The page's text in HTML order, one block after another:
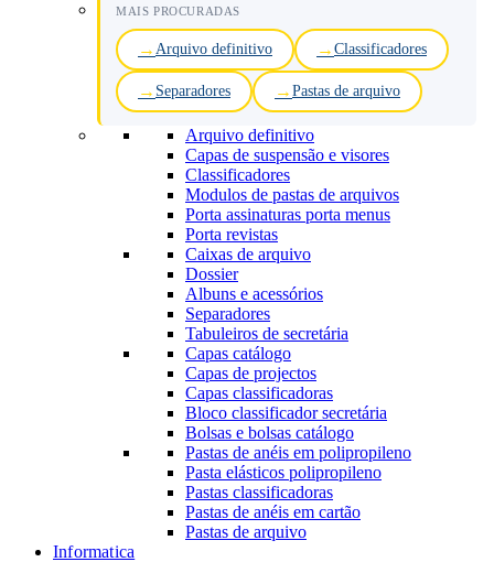
MAIS PROCURADAS
Arquivo definitivo Classificadores
Separadores Pastas de arquivo
Arquivo definitivo
Capas de suspensão e visores
Classificadores
Modulos de pastas de arquivos
Porta assinaturas porta menus
Porta revistas
Caixas de arquivo
Dossier
Albuns e acessórios
Separadores
Tabuleiros de secretária
Capas catálogo
Capas de projectos
Capas classificadoras
Bloco classificador secretária
Bolsas e bolsas catálogo
Pastas de anéis em polipropileno
Pasta elásticos polipropileno
Pastas classificadoras
Pastas de anéis em cartão
Pastas de arquivo
Informatica